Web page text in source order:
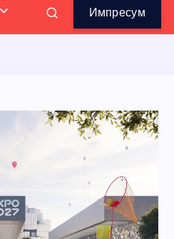
Импресум